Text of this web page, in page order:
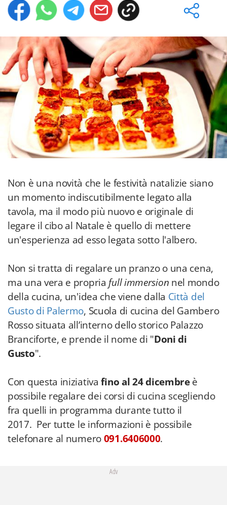
Non è una novità che le festività natalizie siano
un momento indiscutibilmente legato alla
tavola, ma il modo più nuovo e originale di
legare il cibo al Natale è quello di mettere
un'esperienza ad esso legata sotto l'albero.
Non si tratta di regalare un pranzo o una cena,
ma una vera e propria full immersion nel mondo
della cucina, un'idea che viene dalla Città del
Gusto di Palermo, Scuola di cucina del Gambero
Rosso situata all’interno dello storico Palazzo
Branciforte, e prende il nome di "Doni di
Gusto".
Con questa iniziativafino al 24 dicembreè
possibile regalare dei corsi di cucina scegliendo
fra quelli in programma durante tutto il
2017. Per tutte le informazioni è possibile
telefonare al numero091.6406000.
Adv